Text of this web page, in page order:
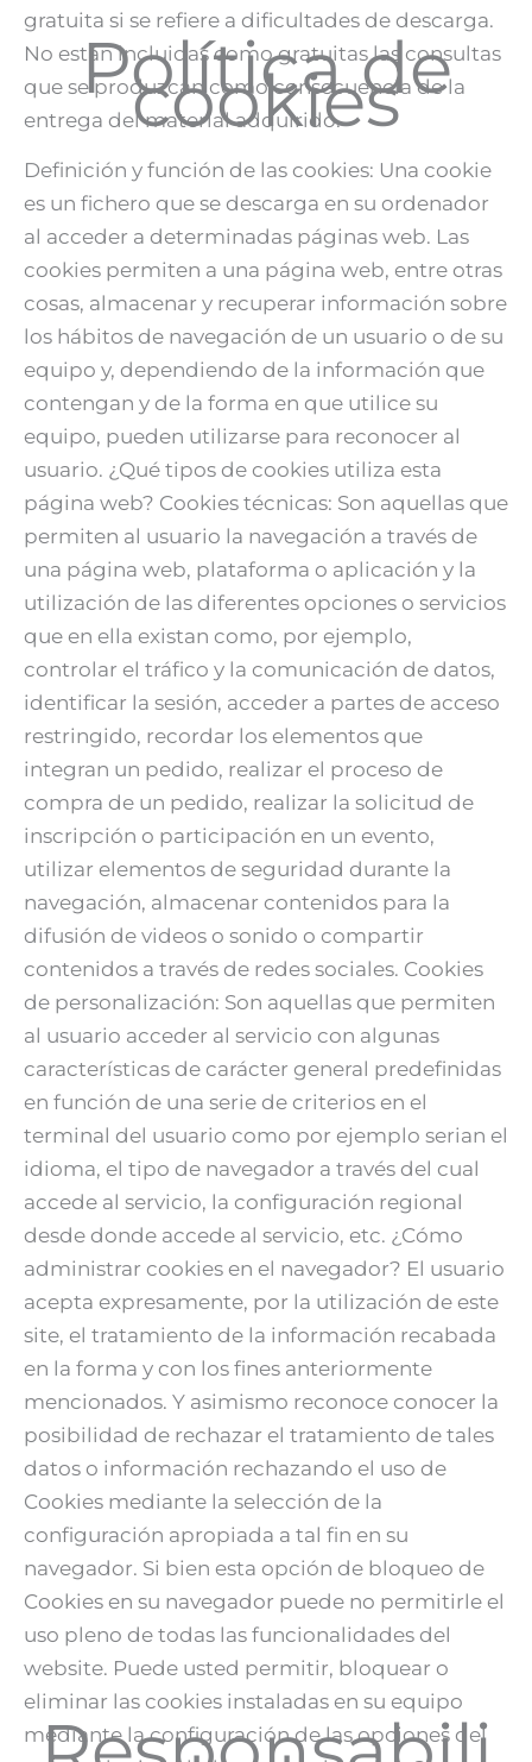
gratuita si se refiere a dificultades de descarga.
No están incluidas como gratuitas las consultas
que se produzcan como consecuencia de la
entrega del material adquirido.
Política de
cookies
Definición y función de las cookies: Una cookie
es un fichero que se descarga en su ordenador
al acceder a determinadas páginas web. Las
cookies permiten a una página web, entre otras
cosas, almacenar y recuperar información sobre
los hábitos de navegación de un usuario o de su
equipo y, dependiendo de la información que
contengan y de la forma en que utilice su
equipo, pueden utilizarse para reconocer al
usuario. ¿Qué tipos de cookies utiliza esta
página web? Cookies técnicas: Son aquellas que
permiten al usuario la navegación a través de
una página web, plataforma o aplicación y la
utilización de las diferentes opciones o servicios
que en ella existan como, por ejemplo,
controlar el tráfico y la comunicación de datos,
identificar la sesión, acceder a partes de acceso
restringido, recordar los elementos que
integran un pedido, realizar el proceso de
compra de un pedido, realizar la solicitud de
inscripción o participación en un evento,
utilizar elementos de seguridad durante la
navegación, almacenar contenidos para la
difusión de videos o sonido o compartir
contenidos a través de redes sociales. Cookies
de personalización: Son aquellas que permiten
al usuario acceder al servicio con algunas
características de carácter general predefinidas
en función de una serie de criterios en el
terminal del usuario como por ejemplo serian el
idioma, el tipo de navegador a través del cual
accede al servicio, la configuración regional
desde donde accede al servicio, etc. ¿Cómo
administrar cookies en el navegador? El usuario
acepta expresamente, por la utilización de este
site, el tratamiento de la información recabada
en la forma y con los fines anteriormente
mencionados. Y asimismo reconoce conocer la
posibilidad de rechazar el tratamiento de tales
datos o información rechazando el uso de
Cookies mediante la selección de la
configuración apropiada a tal fin en su
navegador. Si bien esta opción de bloqueo de
Cookies en su navegador puede no permitirle el
uso pleno de todas las funcionalidades del
website. Puede usted permitir, bloquear o
eliminar las cookies instaladas en su equipo
mediante la configuración de las opciones del